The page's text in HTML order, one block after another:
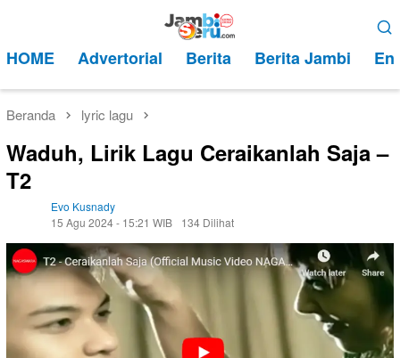
kontenMobile
HOME Advertorial Berita Berita Jambi
Beranda lyric lagu
Waduh, Lirik Lagu Ceraikanlah Saja –
T2
Evo Kusnady
15 Agu 2024 - 15:21 WIB
134 Dilihat